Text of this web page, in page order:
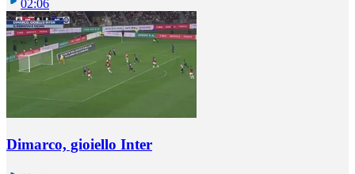
02:06
Dimarco, gioiello Inter